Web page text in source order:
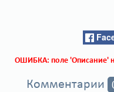
ОШИБКА: поле 'Описание'
Комментарии